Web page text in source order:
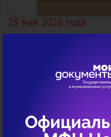
28 мая 2026 года
МФЦ не ликвидирует долги!
свои потенциальные жертвы в
Ссылки ведут на фишинговый